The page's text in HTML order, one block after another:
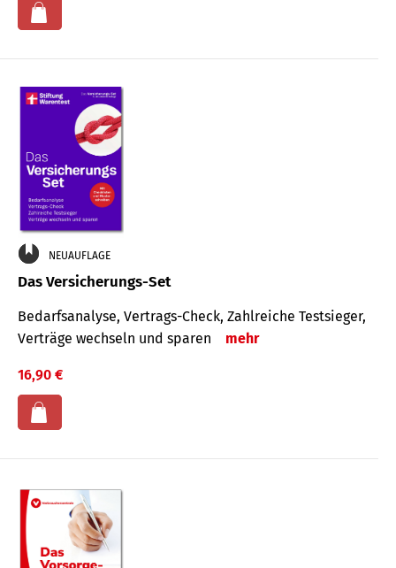
NEUAUFLAGE
Das Versicherungs-Set
Bedarfsanalyse, Vertrags-Check, Zahlreiche Testsieger,
Verträge wechseln und sparen
mehr
16,90 €